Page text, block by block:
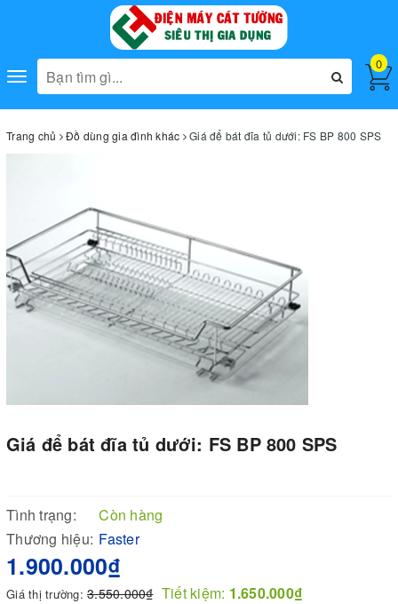
Toggle
navigation
0
Trang chủ Đồ dùng gia đình khác Giá để bát đĩa tủ dưới: FS BP 800 SPS
Giá để bát đĩa tủ dưới: FS BP 800 SPS
Tình trạng:
Còn hàng
Thương hiệu: Faster
1.900.000₫
Giá thị trường: 3.550.000₫ Tiết kiệm: 1.650.000₫